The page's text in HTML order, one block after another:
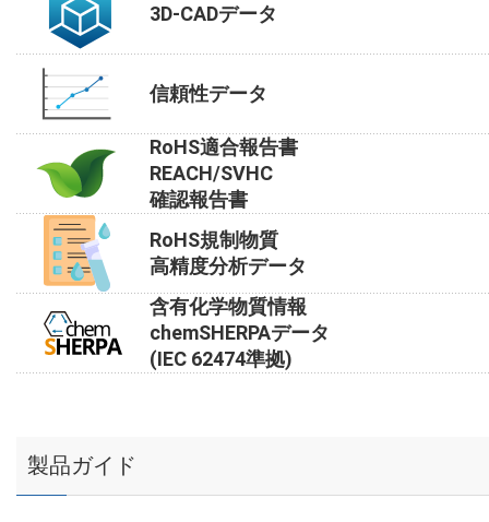
3D-CADデータ
信頼性データ
RoHS適合報告書
REACH/SVHC
確認報告書
RoHS規制物質
高精度分析データ
含有化学物質情報
chemSHERPAデータ
(IEC 62474準拠)
製品ガイド